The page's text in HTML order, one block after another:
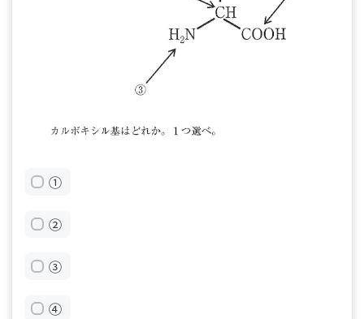
①
②
③
④